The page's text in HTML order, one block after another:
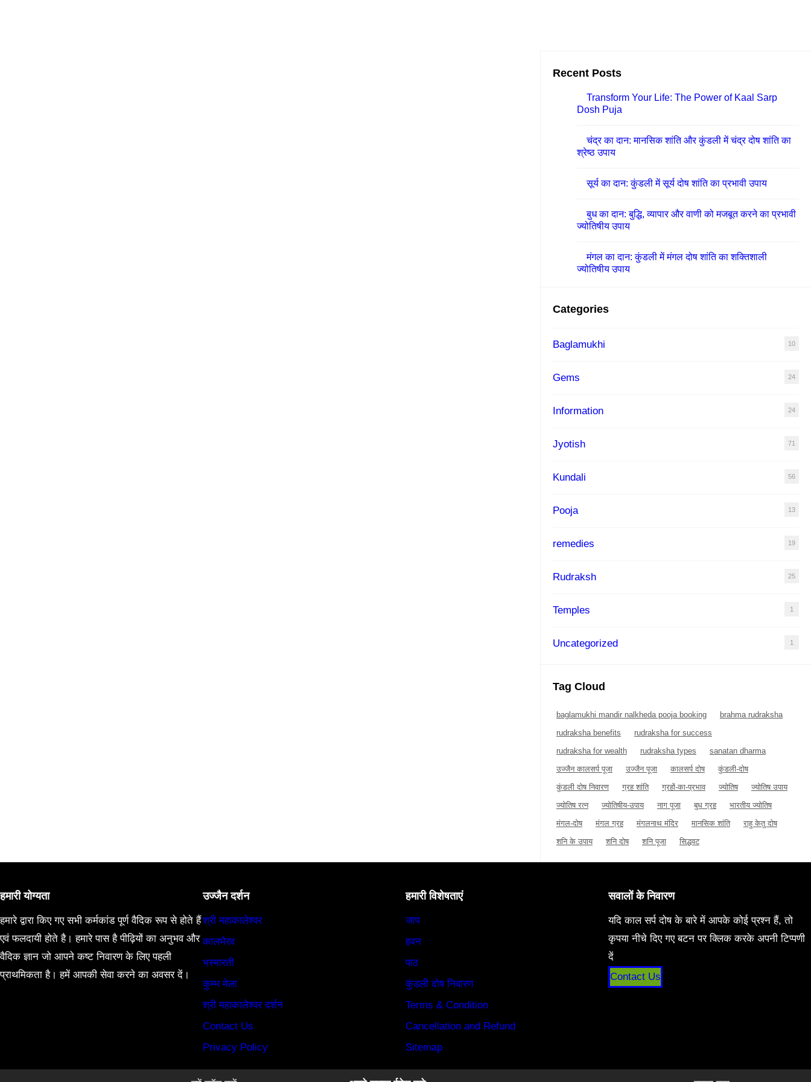
Recent Posts
Transform Your Life: The Power of Kaal Sarp
Dosh Puja
चंद्र का दान: मानसिक शांति और कुंडली में चंद्र दोष शांति का
श्रेष्ठ उपाय
सूर्य का दान: कुंडली में सूर्य दोष शांति का प्रभावी उपाय
बुध का दान: बुद्धि, व्यापार और वाणी को मजबूत करने का प्रभावी
ज्योतिषीय उपाय
मंगल का दान: कुंडली में मंगल दोष शांति का शक्तिशाली
ज्योतिषीय उपाय
Categories
Baglamukhi 10
Gems 24
Information 24
Jyotish 71
Kundali 56
Pooja 13
remedies 19
Rudraksh 25
Temples 1
Uncategorized 1
Tag Cloud
baglamukhi mandir nalkheda pooja booking
brahma rudraksha
rudraksha benefits
rudraksha for success
rudraksha for wealth
rudraksha types
sanatan dharma
उज्जैन कालसर्प पूजा
उज्जैन पूजा कालसर्प दोष
कुंडली-दोष
कुंडली दोष निवारण
ग्रह शांति ग्रहों-का-प्रभाव ज्योतिष
ज्योतिष उपाय
ज्योतिष रत्न
ज्योतिषीय-उपाय नाग पूजा बुध ग्रह
भारतीय ज्योतिष
मंगल-दोष
मंगल ग्रह मंगलनाथ मंदिर मानसिक शांति
राहु केतु दोष
शनि के उपाय
शनि दोष शनि पूजा सिद्धवट
हमारी योग्यता
हमारे द्वारा किए गए सभी कर्मकांड पूर्ण वैदिक रूप से होते हैं
एवं फलदायी होते है। हमारे पास है पीढ़ियों का अनुभव और
वैदिक ज्ञान जो आपने कष्ट निवारण के लिए पहली
प्राथमिकता है। हमें आपकी सेवा करने का अवसर दें।
उज्जैन दर्शन
श्री महाकालेश्वर
कालभैरव
भस्मारती
कुम्भ मेला
श्री महाकालेश्वर दर्शन
Contact Us
Privacy Policy
हमारी विशेषताएं
जाप
हवन
पाठ
कुंडली दोष निवारण
Terms & Condition
Cancellation and Refund
Sitemap
सवालों के निवारण
यदि काल सर्प दोष के बारे में आपके कोई प्रश्न हैं, तो
कृपया नीचे दिए गए बटन पर क्लिक करके अपनी टिप्पणी
दें
Contact Us